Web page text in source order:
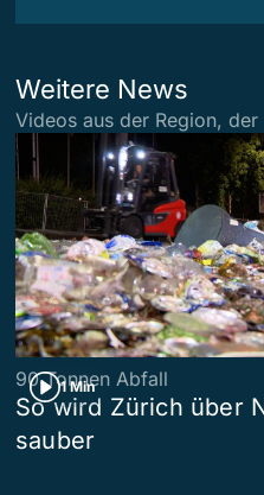
Weitere News
Videos aus der Region,
1 Min
90 Tonnen Abfall
So wird Zürich über
sauber